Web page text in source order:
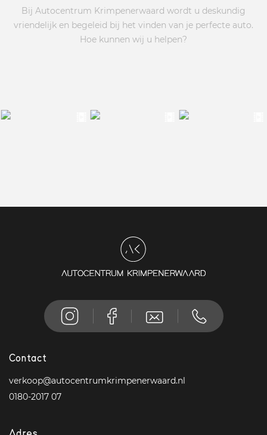
Bij Autocentrum Krimpenerwaard wordt u deskundig
vriendelijk en begeleid bij het vinden van je perfecte auto.
Hoe kunnen wij u helpen?
Contact
verkoop@autocentrumkrimpenerwaard.nl
0180-2017 07